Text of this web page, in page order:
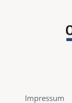
Impressum